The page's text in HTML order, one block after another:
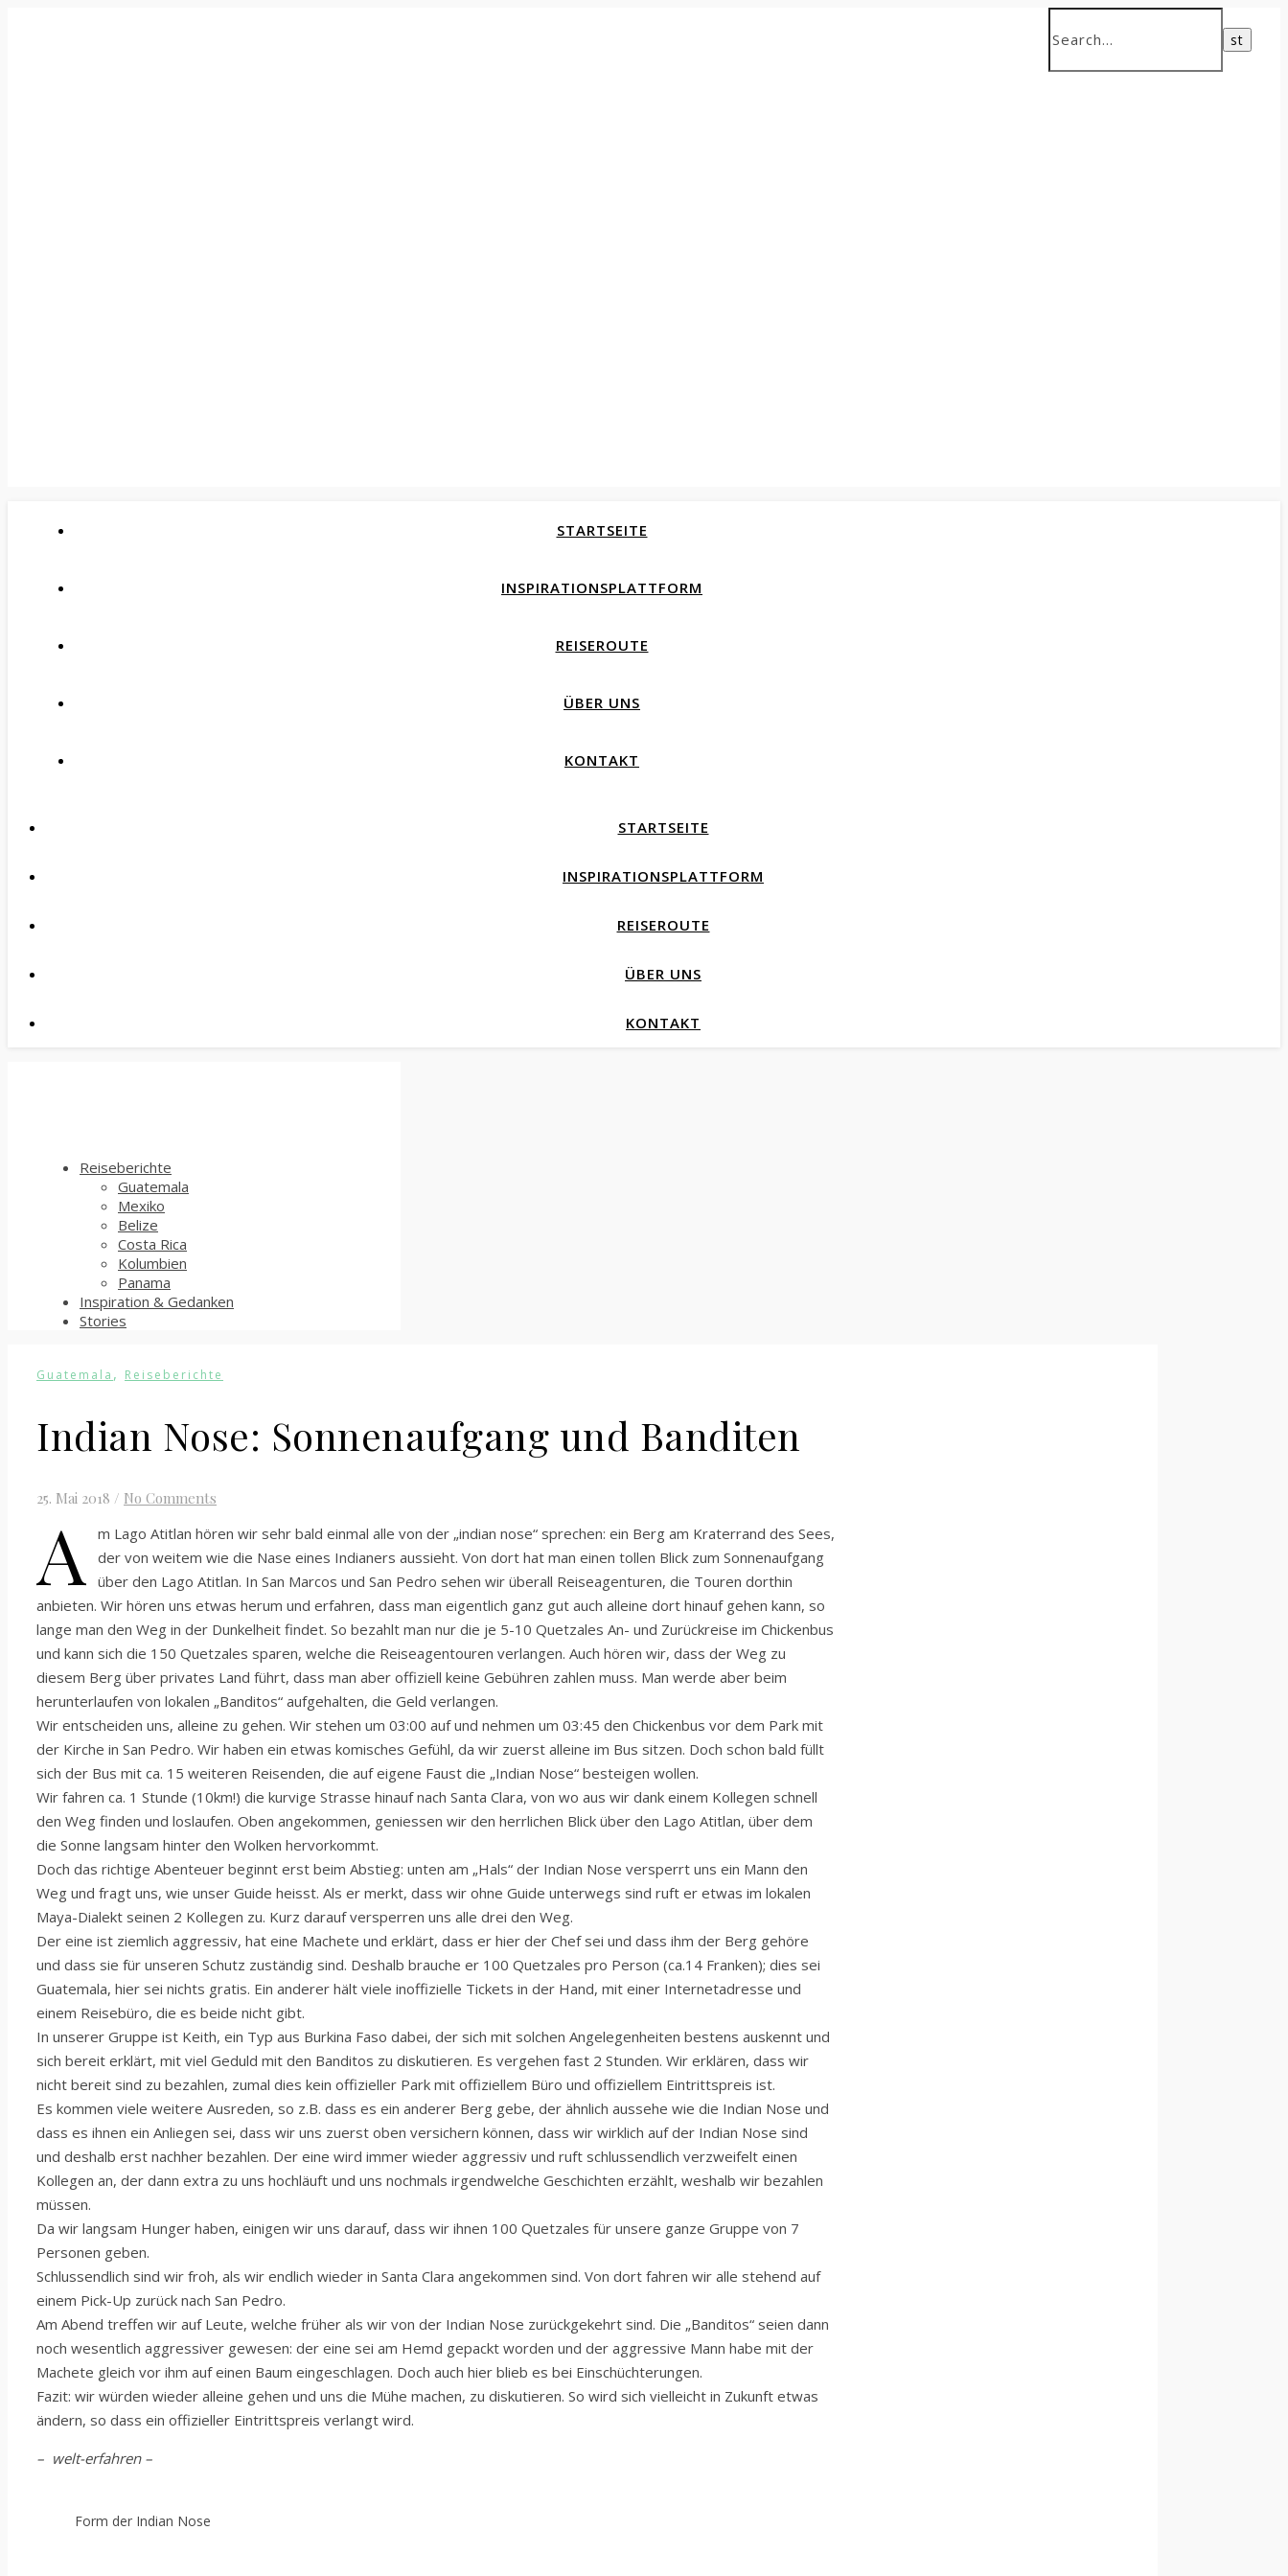
STARTSEITE
INSPIRATIONSPLATTFORM
REISEROUTE
ÜBER UNS
KONTAKT
STARTSEITE
INSPIRATIONSPLATTFORM
REISEROUTE
ÜBER UNS
KONTAKT
Reiseberichte
Guatemala
Mexiko
Belize
Costa Rica
Kolumbien
Panama
Inspiration & Gedanken
Stories
Guatemala , Reiseberichte
Indian Nose: Sonnenaufgang und Banditen
25. Mai 2018 / No Comments
A
m Lago Atitlan hören wir sehr bald einmal alle von der „indian nose“ sprechen: ein Berg am Kraterrand des Sees,
der von weitem wie die Nase eines Indianers aussieht. Von dort hat man einen tollen Blick zum Sonnenaufgang
über den Lago Atitlan. In San Marcos und San Pedro sehen wir überall Reiseagenturen, die Touren dorthin
anbieten. Wir hören uns etwas herum und erfahren, dass man eigentlich ganz gut auch alleine dort hinauf gehen kann, so
lange man den Weg in der Dunkelheit findet. So bezahlt man nur die je 5-10 Quetzales An- und Zurückreise im Chickenbus
und kann sich die 150 Quetzales sparen, welche die Reiseagentouren verlangen. Auch hören wir, dass der Weg zu
diesem Berg über privates Land führt, dass man aber offiziell keine Gebühren zahlen muss. Man werde aber beim
herunterlaufen von lokalen „Banditos“ aufgehalten, die Geld verlangen.
Wir entscheiden uns, alleine zu gehen. Wir stehen um 03:00 auf und nehmen um 03:45 den Chickenbus vor dem Park mit
der Kirche in San Pedro. Wir haben ein etwas komisches Gefühl, da wir zuerst alleine im Bus sitzen. Doch schon bald füllt
sich der Bus mit ca. 15 weiteren Reisenden, die auf eigene Faust die „Indian Nose“ besteigen wollen.
Wir fahren ca. 1 Stunde (10km!) die kurvige Strasse hinauf nach Santa Clara, von wo aus wir dank einem Kollegen schnell
den Weg finden und loslaufen. Oben angekommen, geniessen wir den herrlichen Blick über den Lago Atitlan, über dem
die Sonne langsam hinter den Wolken hervorkommt.
Doch das richtige Abenteuer beginnt erst beim Abstieg: unten am „Hals“ der Indian Nose versperrt uns ein Mann den
Weg und fragt uns, wie unser Guide heisst. Als er merkt, dass wir ohne Guide unterwegs sind ruft er etwas im lokalen
Maya-Dialekt seinen 2 Kollegen zu. Kurz darauf versperren uns alle drei den Weg.
Der eine ist ziemlich aggressiv, hat eine Machete und erklärt, dass er hier der Chef sei und dass ihm der Berg gehöre
und dass sie für unseren Schutz zuständig sind. Deshalb brauche er 100 Quetzales pro Person (ca.14 Franken); dies sei
Guatemala, hier sei nichts gratis. Ein anderer hält viele inoffizielle Tickets in der Hand, mit einer Internetadresse und
einem Reisebüro, die es beide nicht gibt.
In unserer Gruppe ist Keith, ein Typ aus Burkina Faso dabei, der sich mit solchen Angelegenheiten bestens auskennt und
sich bereit erklärt, mit viel Geduld mit den Banditos zu diskutieren. Es vergehen fast 2 Stunden. Wir erklären, dass wir
nicht bereit sind zu bezahlen, zumal dies kein offizieller Park mit offiziellem Büro und offiziellem Eintrittspreis ist.
Es kommen viele weitere Ausreden, so z.B. dass es ein anderer Berg gebe, der ähnlich aussehe wie die Indian Nose und
dass es ihnen ein Anliegen sei, dass wir uns zuerst oben versichern können, dass wir wirklich auf der Indian Nose sind
und deshalb erst nachher bezahlen. Der eine wird immer wieder aggressiv und ruft schlussendlich verzweifelt einen
Kollegen an, der dann extra zu uns hochläuft und uns nochmals irgendwelche Geschichten erzählt, weshalb wir bezahlen
müssen.
Da wir langsam Hunger haben, einigen wir uns darauf, dass wir ihnen 100 Quetzales für unsere ganze Gruppe von 7
Personen geben.
Schlussendlich sind wir froh, als wir endlich wieder in Santa Clara angekommen sind. Von dort fahren wir alle stehend auf
einem Pick-Up zurück nach San Pedro.
Am Abend treffen wir auf Leute, welche früher als wir von der Indian Nose zurückgekehrt sind. Die „Banditos“ seien dann
noch wesentlich aggressiver gewesen: der eine sei am Hemd gepackt worden und der aggressive Mann habe mit der
Machete gleich vor ihm auf einen Baum eingeschlagen. Doch auch hier blieb es bei Einschüchterungen.
Fazit: wir würden wieder alleine gehen und uns die Mühe machen, zu diskutieren. So wird sich vielleicht in Zukunft etwas
ändern, so dass ein offizieller Eintrittspreis verlangt wird.
– welt-erfahren –
Form der Indian Nose